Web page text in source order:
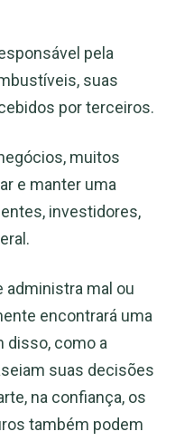
pela
suas
por terceiros.
muitos
e manter uma
investidores,
administra mal ou
encontrará uma
disso, como a
suas decisões
na confiança, os
também podem